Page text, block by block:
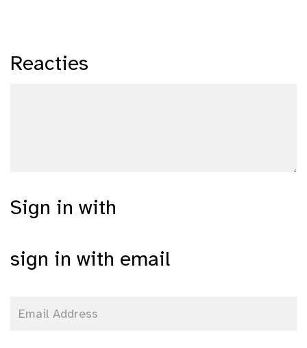
Reacties
Sign in with
sign in with email